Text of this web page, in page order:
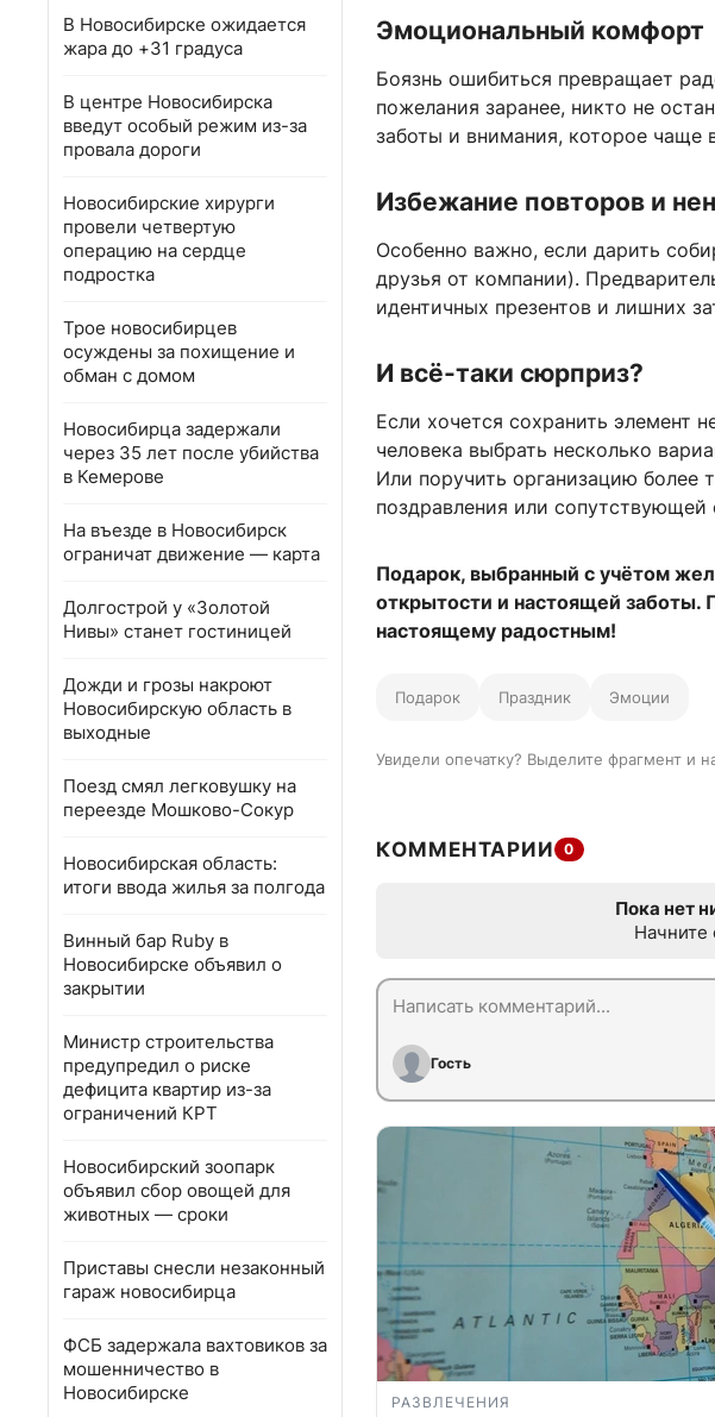
В Новосибирске ожидается
жара до +31 градуса
В центре Новосибирска
введут особый режим из-за
провала дороги
Новосибирские хирурги
провели четвертую
операцию на сердце
подростка
Трое новосибирцев
осуждены за похищение и
обман с домом
Новосибирца задержали
через 35 лет после убийства
в Кемерове
На въезде в Новосибирск
ограничат движение — карта
Долгострой у «Золотой
Нивы» станет гостиницей
Дожди и грозы накроют
Новосибирскую область в
выходные
Поезд смял легковушку на
переезде Мошково-Сокур
Новосибирская область:
итоги ввода жилья за полгода
Винный бар Ruby в
Новосибирске объявил о
закрытии
Министр строительства
предупредил о риске
дефицита квартир из-за
ограничений КРТ
Новосибирский зоопарк
объявил сбор овощей для
животных — сроки
Приставы снесли незаконный
гараж новосибирца
ФСБ задержала вахтовиков за
мошенничество в
Новосибирске
Эмоциональный комфорт
Боязнь ошибиться превращает
пожелания заранее, никто не
заботы и внимания, которое чаще
Избежание повторов и
Особенно важно, если дарить
друзья от компании).
идентичных презентов и лишних
И всё-таки сюрприз?
Если хочется сохранить элемент
человека выбрать несколько
Или поручить организацию более
поздравления или сопутствующей
Подарок, выбранный с учётом
открытости и настоящей заботы.
настоящему радостным!
Подарок Праздник Эмоции
Увидели опечатку? Выделите фрагмент и
КОММЕНТАРИИ 0
Пока нет
Гость
РАЗВЛЕЧЕНИЯ